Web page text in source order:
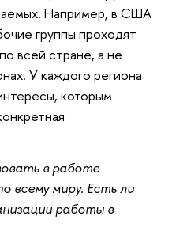
Например, в США
группы проходят
всей стране, а не
У каждого региона
которым
в работе
всему миру. Есть ли
работы в